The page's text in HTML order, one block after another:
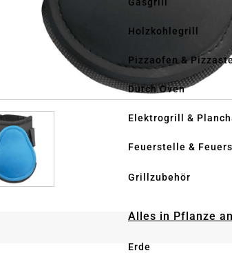
Holzkohlegrill
Pizzaofen &
Dutch Oven
Elektrogrill &
Feuerstelle &
Grillzubehör
Alles in Pflanze
Erde